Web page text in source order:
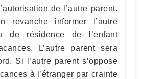
de l’autre parent.
revanche informer l’autre
de résidence de l’enfant
L’autre parent sera
Si l’autre parent s’oppose
à l’étranger par crainte